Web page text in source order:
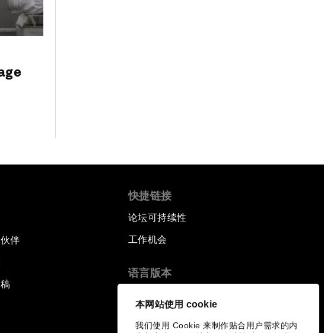
本网站使用 cookie
我们使用 Cookie 来制作贴合用户需求的内
伴
快捷链接
论坛可持续性
工作机会
语言版本